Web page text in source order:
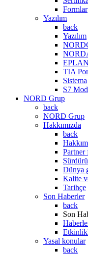
Formlar
Yazılım
back
Yazılım
TIA
Sistema
S7
NORD Grup
back
NORD Grup
Hakkımızda
back
Partner
Dünya
Kalite
Tarihçe
Son Haberler
back
Son
Yasal konular
back